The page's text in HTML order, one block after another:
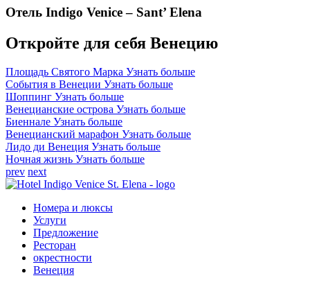
Отель Indigo Venice – Sant’ Elena
Откройте для себя Венецию
Площадь Святого Марка Узнать больше
События в Венеции Узнать больше
Шоппинг Узнать больше
Венецианские острова Узнать больше
Биеннале Узнать больше
Венецианский марафон Узнать больше
Лидо ди Венеция Узнать больше
Ночная жизнь Узнать больше
prev next
Номера и люксы
Услуги
Предложение
Ресторан
окрестности
Венеция